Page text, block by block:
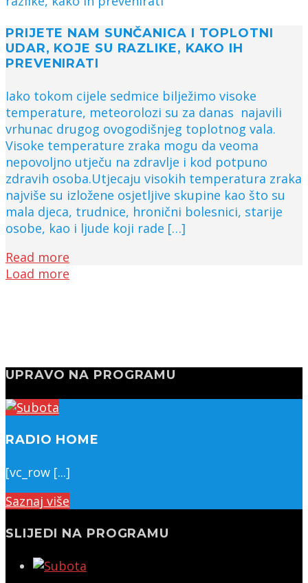
PRIJETE NAM SUNČANICA I TOPLOTNI
UDAR, KOJE SU RAZLIKE, KAKO IH
PREVENIRATI
Iako tokom cijele sedmice bilježimo visoke
temperature, meteorolozi su za danas najavili
vrhunac drugog ovogodišnjeg toplotnog vala.
Visoke temperature zraka mogu da veoma
nepovoljno utječu na zdravlje i kod potpuno
zdravih osoba.Utjecaju visokih temperatura zraka
najviše su izložene osjetljive skupine kao što su
mala djeca, trudnice, hronični bolesnici, starije
osobe, kao i ljude koji rade […]
Read more
Load more
UPRAVO NA PROGRAMU
RADIO HOME
[vc_row [...]
Saznaj više
SLIJEDI NA PROGRAMU